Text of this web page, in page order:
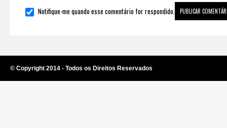
Notifique-me quando esse comentário for respondido.
© Copyright 2014 - Todos os Direitos Reservados